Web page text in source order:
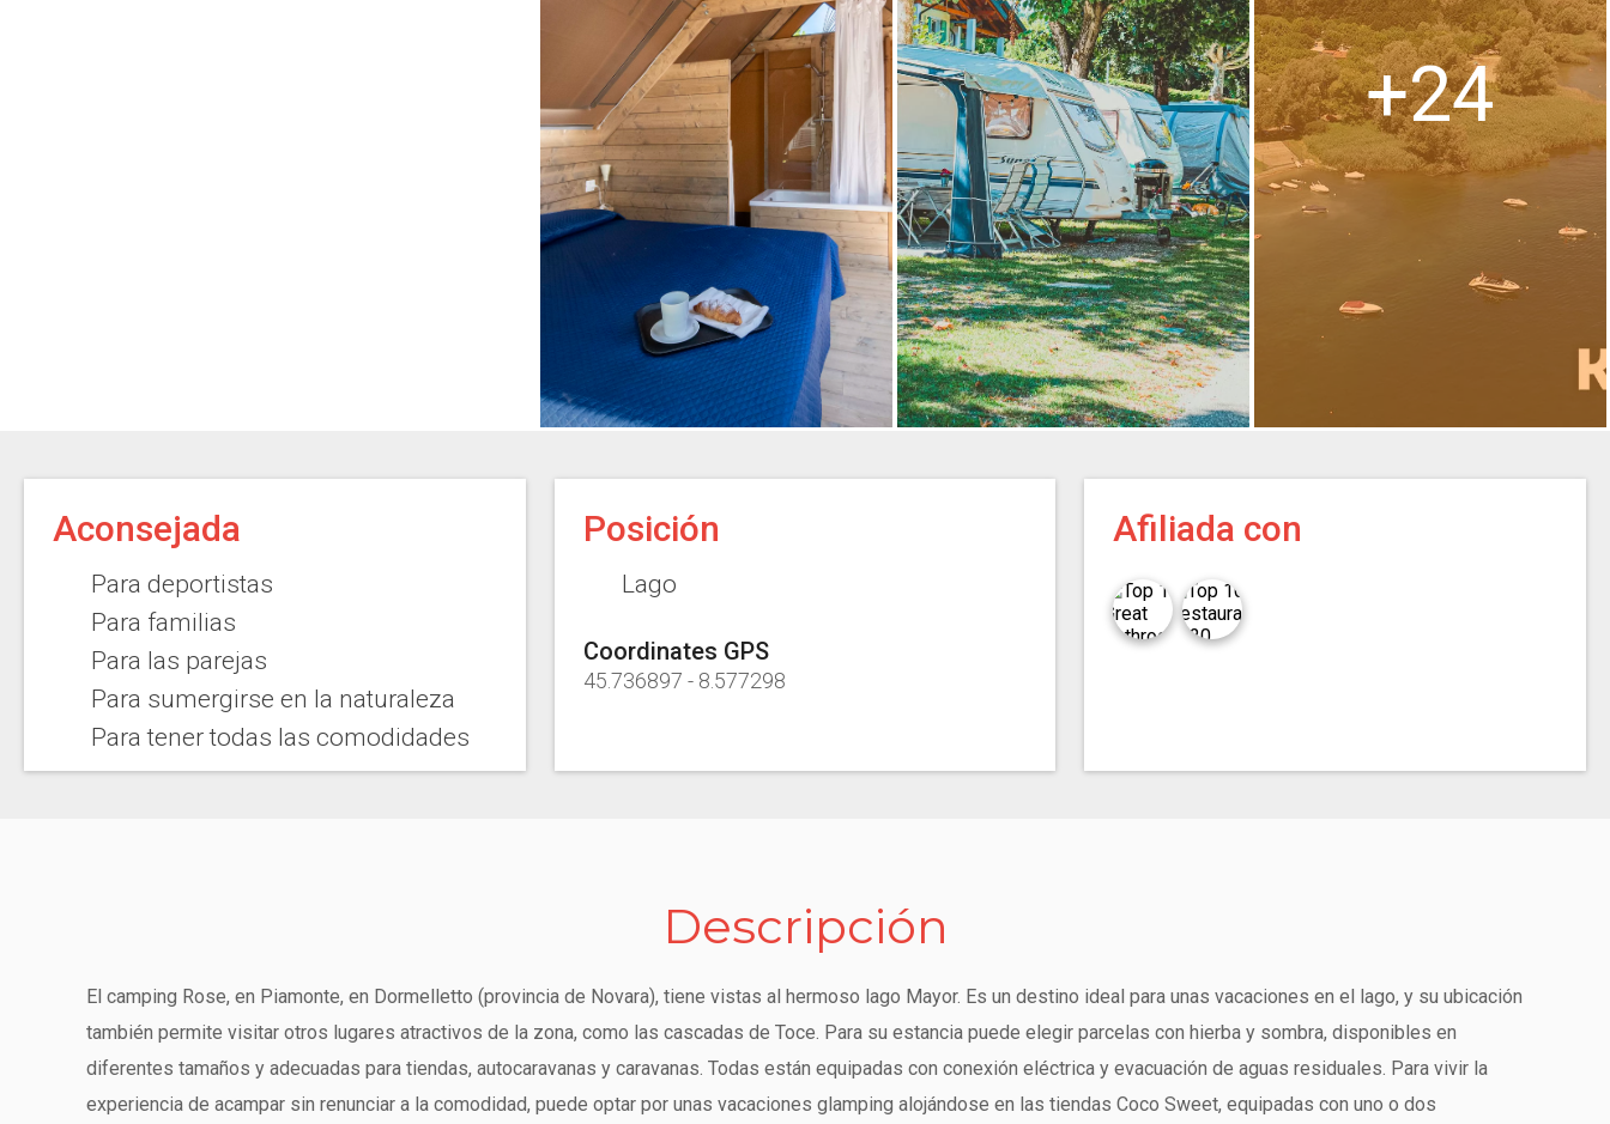
Aconsejada
Para deportistas
Para familias
Para las parejas
Para sumergirse en la naturaleza
Para tener todas las comodidades
Posición
Lago
Coordinates GPS
45.736897 - 8.577298
Afiliada con
Descripción
El camping Rose, en Piamonte, en Dormelletto (provincia de Novara), tiene vistas al hermoso lago Mayor. Es un destino ideal para unas vacaciones en el lago, y su ubicación
también permite visitar otros lugares atractivos de la zona, como las cascadas de Toce. Para su estancia puede elegir parcelas con hierba y sombra, disponibles en
diferentes tamaños y adecuadas para tiendas, autocaravanas y caravanas. Todas están equipadas con conexión eléctrica y evacuación de aguas residuales. Para vivir la
experiencia de acampar sin renunciar a la comodidad, puede optar por unas vacaciones glamping alojándose en las tiendas Coco Sweet, equipadas con uno o dos